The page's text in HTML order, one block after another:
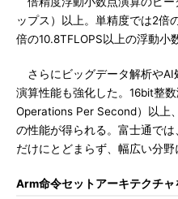
ップス）以上。単精度では2倍
倍の10.8TFLOPS以上の浮動小
さらにビッグデータ解析やAI
演算性能も強化した。16bit整
Operations Per Second）以上
の性能が得られる。富士通で
だけにとどまらず、幅広い分野
Arm命令セットアーキテクチャ